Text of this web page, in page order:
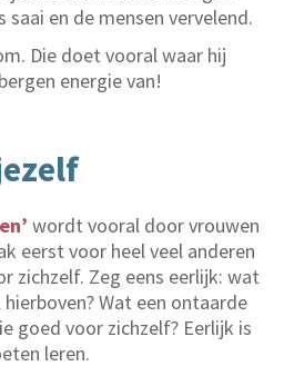
en de mensen vervelend.
Die doet vooral waar hij
energie van!
wordt vooral door vrouwen
eerst voor heel veel anderen
zichzelf. Zeg eens eerlijk: wat
Wat een ontaarde
goed voor zichzelf? Eerlijk is
leren.